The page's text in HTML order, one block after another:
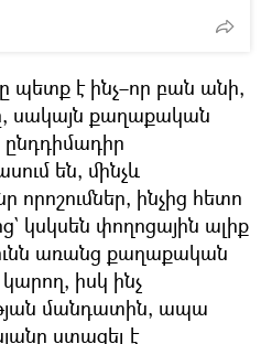
պետք է ինչ–որ բան անի,
սակայն քաղաքական
ընդդիմադիր
են, մինչև
որոշումներ, ինչից հետո
կսկսեն փողոցային ալիք
առանց քաղաքական
կարող, իսկ ինչ
մանդատին, ապա
ստացել է